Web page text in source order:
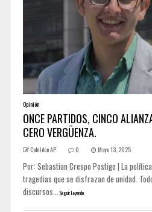
Opinión
ONCE PARTIDOS, CINCO
CERO VERGÜENZA.
Cabildeo AP 0 Mayo 13, 2025
Por: Sebastian Crespo Postigo | La
tragedias que se disfrazan de unidad.
discursos... Seguir Leyendo